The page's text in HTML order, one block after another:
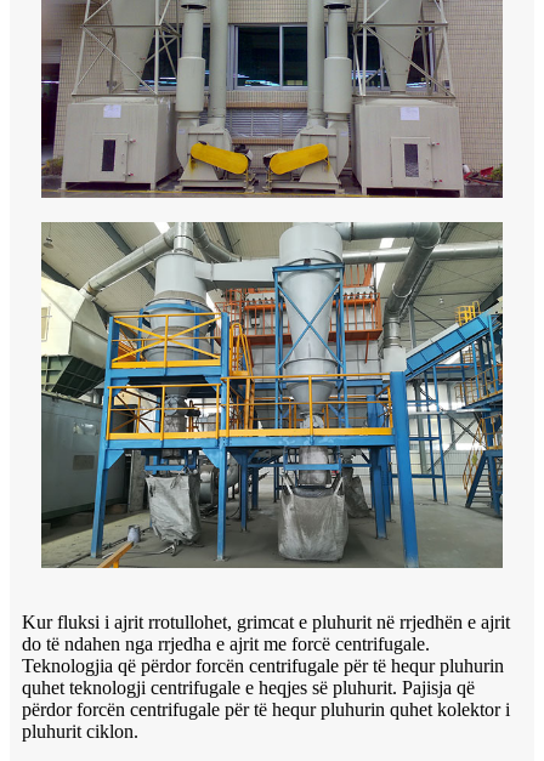
Kur fluksi i ajrit rrotullohet, grimcat e pluhurit në rrjedhën e ajrit
do të ndahen nga rrjedha e ajrit me forcë centrifugale.
Teknologjia që përdor forcën centrifugale për të hequr pluhurin
quhet teknologji centrifugale e heqjes së pluhurit. Pajisja që
përdor forcën centrifugale për të hequr pluhurin quhet kolektor i
pluhurit ciklon.